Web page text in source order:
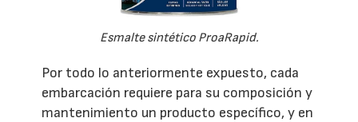
Esmalte sintético ProaRapid.
Por todo lo anteriormente expuesto, cada
embarcación requiere para su composición y
mantenimiento un producto específico, y en